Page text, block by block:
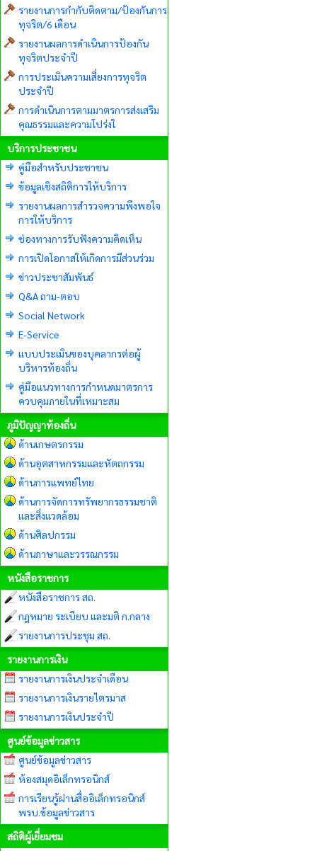
รายงานการกำกับติดตาม/ป้องกันการ
ทุจริต/6 เดือน
รายงานผลการดำเนินการป้องกัน
ทุจริตประจำปี
การประเมินความเสี่ยงการทุจริต
ประจำปี
การดำเนินการตามมาตรการส่งเสริม
คุณธรรมและความโปร่งใ
บริการประชาชน
คู่มือสำหรับประชาชน
ข้อมูลเชิงสถิติการให้บริการ
รายงานผลการสำรวจความพึงพอใจ
การให้บริการ
ช่องทางการรับฟังความคิดเห็น
การเปิดโอกาสให้เกิดการมีส่วนร่วม
ข่าวประชาสัมพันธ์
Q&A ถาม-ตอบ
Social Network
E-Service
แบบประเมินของบุคลากรต่อผู้
บริหารท้องถิ่น
คู่มือแนวทางการกำหนดมาตรการ
ควบคุมภายในที่เหมาะสม
ภูมิปัญญาท้องถิ่น
ด้านเกษตรกรรม
ด้านอุตสาหกรรมและหัตถกรรม
ด้านการแพทย์ไทย
ด้านการจัดการทรัพยากรธรรมชาติ
และสิ่งแวดล้อม
ด้านศิลปกรรม
ด้านภาษาและวรรณกรรม
หนังสือราชการ
หนังสือราชการ สถ.
กฎหมาย ระเบียบ และมติ ก.กลาง
รายงานการประชุม สถ.
รายงานการเงิน
รายงานการเงินประจำเดือน
รายงานการเงินรายไตรมาส
รายงานการเงินประจำปี
ศูนย์ข้อมูลข่าวสาร
ศูนย์ข้อมูลข่าวสาร
ห้องสมุดอิเล็กทรอนิกส์
การเรียนรู้ผ่านสื่ออิเล็กทรอนิกส์
พรบ.ข้อมูลข่าวสาร
สถิติผู้เยี่ยมชม